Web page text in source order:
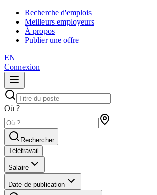
Recherche d'emplois
Meilleurs employeurs
À propos
Publier une offre
EN
Connexion
Où ?
Rechercher
Télétravail
Salaire
Date de publication